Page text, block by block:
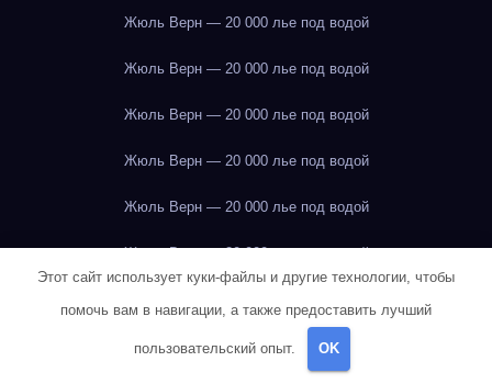
Жюль Верн — 20 000 лье под водой
Жюль Верн — 20 000 лье под водой
Жюль Верн — 20 000 лье под водой
Жюль Верн — 20 000 лье под водой
Жюль Верн — 20 000 лье под водой
Жюль Верн — 20 000 лье под водой
Жюль Верн — 20 000 лье под водой
Этот сайт использует куки-файлы и другие технологии, чтобы
помочь вам в навигации, а также предоставить лучший
пользовательский опыт. OK